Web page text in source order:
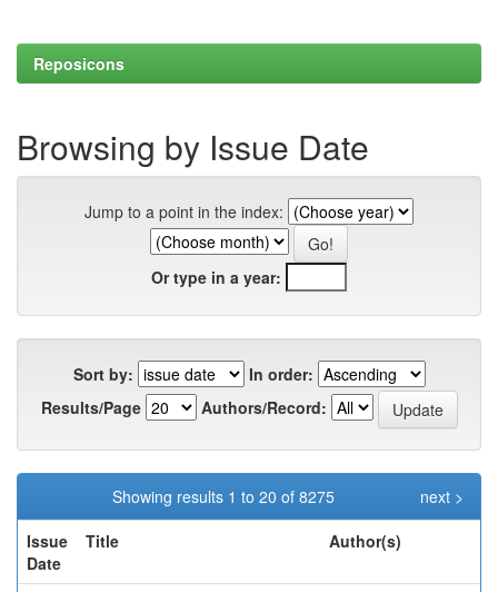
Reposicons
Browsing by Issue Date
Jump to a point in the index:
Or type in a year:
Sort by:
In order:
Results/Page
Authors/Record:
Showing results 1 to 20 of 8275
next >
Issue
Date
Title Author(s)